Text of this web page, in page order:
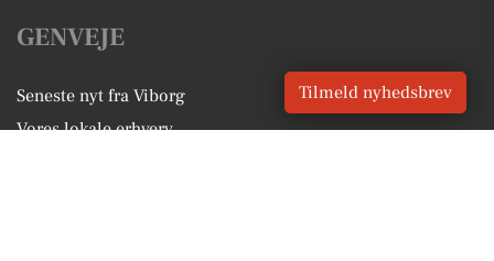
GENVEJE
Seneste nyt fra Viborg
Vores lokale erhverv
Tilmeld nyhedsbrev